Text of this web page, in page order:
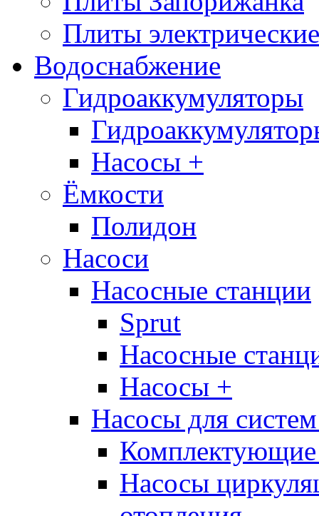
Плиты
Водоснабжение
Гидроаккумуляторы
Насосы +
Ёмкости
Полидон
Насоси
Насосные станции
Sprut
Насосные
Насосы +
Насосы для
Комплектующие
Насосы